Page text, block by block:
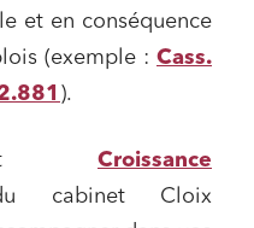
et en conséquence
(exemple : Cass.
).
Croissance
cabinet Cloix
et conformité
du travail